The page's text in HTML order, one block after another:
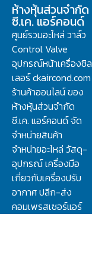
ห้างหุ้นส่วนจำกัด
ซี.เค. แอร์คอนด์
ศูนย์รวมอะไหล่ วาล์ว
Control Valve
อุปกรณ์หน้าเครื่องชิล
เลอร์ ckaircond.com
ร้านค้าออนไลน์ ของ
ห้างหุ้นส่วนจำกัด
ซี.เค. แอร์คอนด์ จัด
จำหน่ายสินค้า
จำหน่ายอะไหล่ วัสดุ-
อุปกรณ์ เครื่องมือ
เกี่ยวกับเครื่องปรับ
อากาศ ปลีก-ส่ง
คอมเพรสเซอร์แอร์